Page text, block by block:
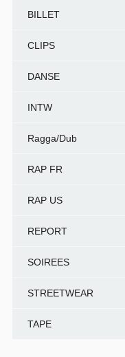
BILLET
CLIPS
DANSE
INTW
Ragga/Dub
RAP FR
RAP US
REPORT
SOIREES
STREETWEAR
TAPE